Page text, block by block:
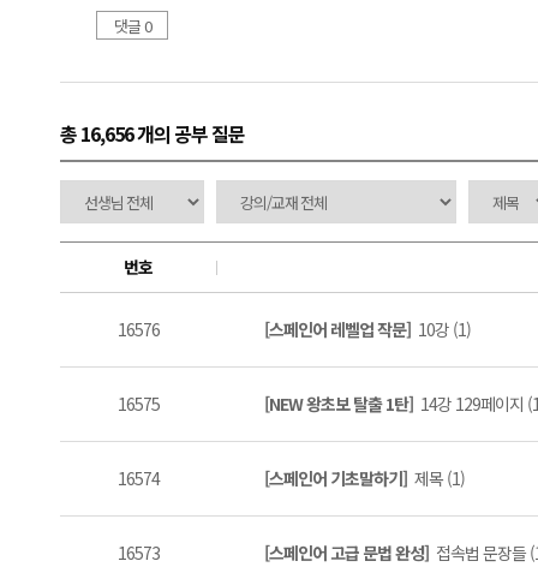
댓글 0
총 16,656 개의 공부 질문
번호
16576 [스페인어 레벨업 작문] 10강 (1)
16575 [NEW 왕초보 탈출 1탄] 14강 129페이지
16574 [스페인어 기초말하기] 제목 (1)
16573 [스페인어 고급 문법 완성] 접속법 문장들